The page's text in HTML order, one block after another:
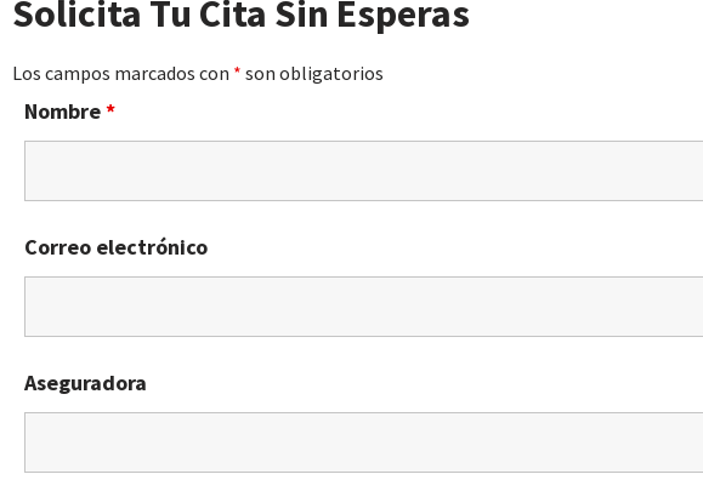
Solicita Tu Cita Sin Esperas
Los campos marcados con * son obligatorios
Nombre*
Correo electrónico
Aseguradora